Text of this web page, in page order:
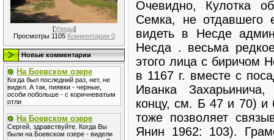
[Улицы]
Просмотры 1105 Комментарии 0
Новые комментарии
На Боевском озере
Когда был последний раз, нет, не
видел. А так, пиявки - черные,
особи побольше - с коричневатым
отли
На Боевском озере
Сергей, здравствуйте. Когда Вы
были на Боевском озере - видели
Очевидно, Кулотка
Семка, не отдавшего
видеть в Несде
Несда . весьма
этого лица с биричом
в 1167 г. вместе с
Иванка
концу, см. Б 47 и 70) и
тоже позволяет
Янин 1962: 103).